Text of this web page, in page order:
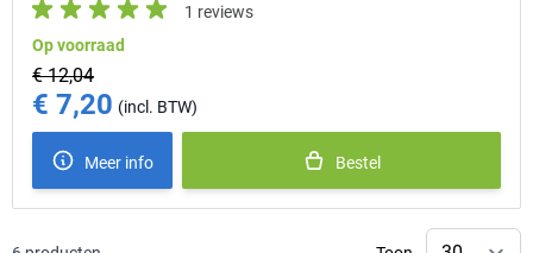
1 reviews
Op voorraad
€ 12,04
Special Price
€ 7,20
Meer info Bestel